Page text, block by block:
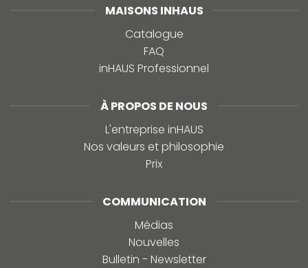
MAISONS INHAUS
Catalogue
FAQ
inHAUS Professionnel
À PROPOS DE NOUS
L'entreprise inHAUS
Nos valeurs et philosophie
Prix
COMMUNICATION
Médias
Nouvelles
Bulletin - Newsletter